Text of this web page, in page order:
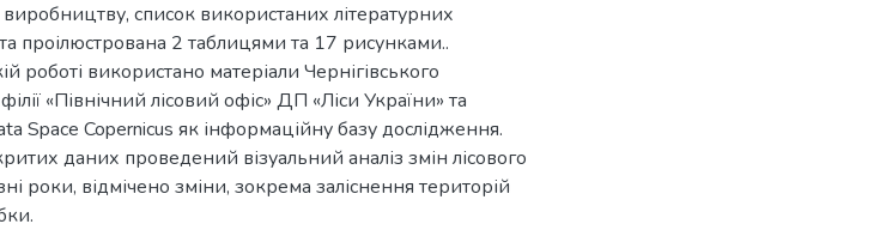
список використаних літературних
проілюстрована 2 таблицями та 17 рисунками..
роботі використано матеріали Чернігівського
«Північний лісовий офіс» ДП «Ліси України» та
Space Copernicus як інформаційну базу дослідження.
даних проведений візуальний аналіз змін лісового
роки, відмічено зміни, зокрема заліснення територій